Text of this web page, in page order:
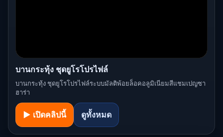
บานกระทุ้ง ชุดยูโรโปรไฟล์
บานกระทุ้ง ชุดยูโรโปรไฟล์ระบบมัลติพ้อยล็อคอลูมิเนียมสีแชมเปญซา
ฮาร่า
▶ เปิดคลิปนี้ ดูทั้งหมด